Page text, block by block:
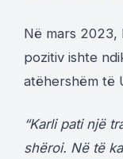
Në mars 2023,
pozitiv ishte
atëhershëm të
“Karli pati një
shëroi. Në të